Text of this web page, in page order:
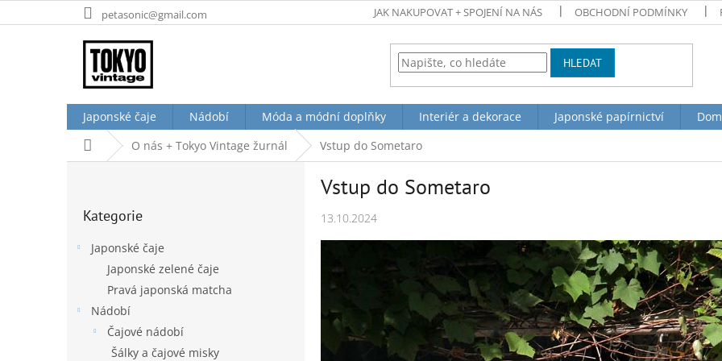
na
petasonic@gmail.com JAK NAKUPOVAT + SPOJENÍ NA NÁS OBCHODNÍ PODMÍNKY
HLEDAT
Japonské čaje Nádobí Móda a módní doplňky Interiér a dekorace Japonské papírnictví
Domů O nás + Tokyo Vintage žurnál Vstup do Sometaro
kategorie
Kategorie
Japonské čaje
Japonské zelené čaje
Pravá japonská matcha
Nádobí
Čajové nádobí
Šálky a čajové misky
Vstup do Sometaro
13.10.2024